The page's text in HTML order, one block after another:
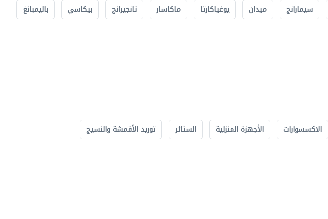
سيمارانج ميدان يوغياكارتا ماكاسار تانجيرانج بيكاسي باليمبانغ
الاكسسوارات الأجهزة المنزلية الستائر
توريد الأقمشة والنسيج